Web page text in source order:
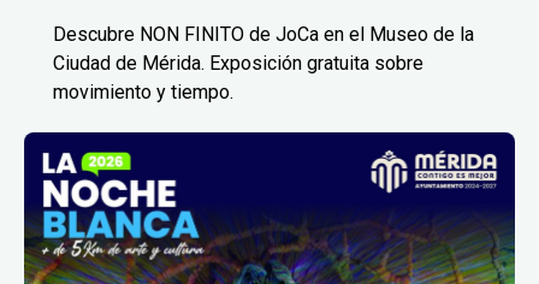
Descubre NON FINITO de JoCa en el Museo de la
Ciudad de Mérida. Exposición gratuita sobre
movimiento y tiempo.